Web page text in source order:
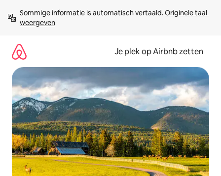
direct
naar
Sommige informatie is automatisch vertaald. Originele taal
weergeven
Je plek op Airbnb zetten